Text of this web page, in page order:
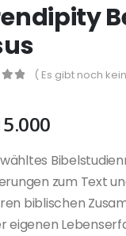
( Es gibt noch
zum Text
biblischen
eigenen